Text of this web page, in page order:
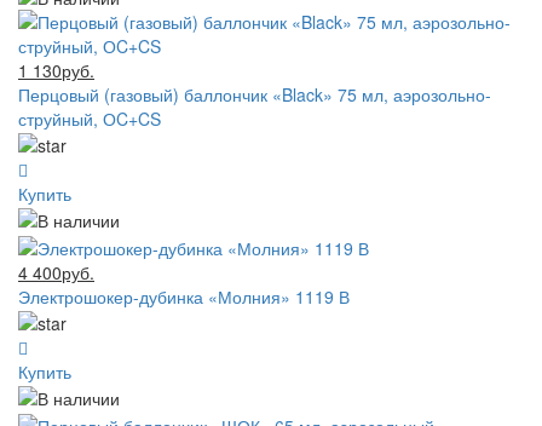
1 130руб.
Перцовый (газовый) баллончик «Black» 75 мл, аэрозольно-
струйный, ОC+CS
Купить
4 400руб.
Электрошокер-дубинка «Молния» 1119 В
Купить